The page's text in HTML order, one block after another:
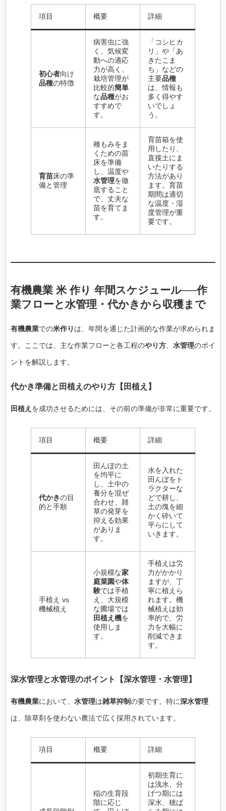
項目 概要 詳細
初心者向け
品種の特徴
病害虫に強
く、気候変
動への適応
力が高く、
栽培管理が
比較的簡単
な品種がお
すすめで
す。
「コシヒカ
リ」や「あ
きたこま
ち」などの
主要品種
は、情報も
多く得やす
いでしょ
う。
育苗床の準
備と管理
種もみをま
くための苗
床を準備
し、温度や
水管理を徹
底すること
で、丈夫な
苗を育てま
す。
育苗箱を使
用したり、
直接土にま
いたりする
方法があり
ます。育苗
期間は適切
な温度・湿
度管理が重
要です。
有機農業 米 作り 年間スケジュール──作
業フローと水管理 ・代かきから収穫まで
有機農業での米作り は、年間を通じた計画的な作業が求められま
す。ここでは、主な作業フローと各工程のやり方 水管理のポイ
ントを解説します。
代かき準備と 田植え のやり方 【 田植え 】
田植え を成功させるためには、その前の準備が非常に重要です。
項目 概要 詳細
代かきの目
的と手順
田んぼの土
を均平に
し、土中の
養分を混ぜ
合わせ、雑
草の発芽を
抑える効果
がありま
す。
水を入れた
田んぼをト
ラクターな
どで耕し、
土の塊を細
かく砕いて
平らにして
いきます。
手植え vs
機械植え
小規模な家
庭菜園や体
験では手植
え、大規模
な圃場では
田植え機を
使用しま
す。
手植えは労
力がかかり
ますが、丁
寧に植えら
れます。機
械植えは効
率的で、労
力を大幅に
削減できま
す。
深水管理 と水管理のポイント【深水管理 ・ 水管理】
有機農業において、 水管理は雑草抑制の要です。特に深水管理
は、除草剤を使わない農法で広く採用されています。
項目 概要 詳細
稲の生育段
階に応じ
初期生育に
は浅水、分
げつ期には
深水、穂ば